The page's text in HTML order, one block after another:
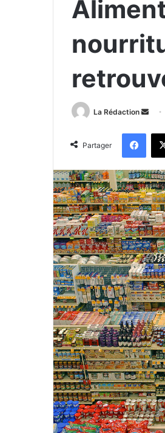
La Rédaction
o
y
e
r
u
n
c
o
u
r
r
i
e
l
Partager